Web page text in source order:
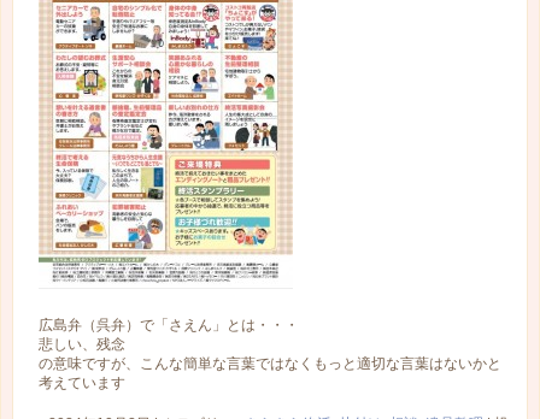
広島弁（呉弁）で「さえん」とは・・・
悲しい、残念
の意味ですが、こんな簡単な言葉ではなくもっと適切な言葉はないかと
考えています